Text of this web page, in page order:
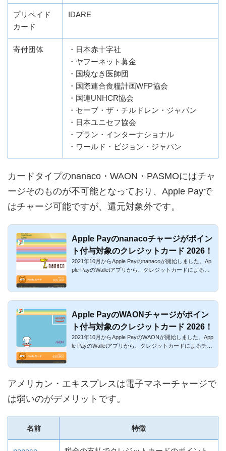
プリペイド
カード
IDARE
寄付団体
・日本赤十字社
・ヤフーネット募金
・国境なき医師団
・国際連合食糧計画WFP協会
・国連UNHCR協会
・セーブ・ザ・チルドレン・ジャパン
・日本ユニセフ協会
・プラン・インターナショナル
・ワールド・ビジョン・ジャパン
カードタイプのnanaco・WAON・PASMOにはチャ
ージそのものが不可能となっており、Apple Payで
はチャージ可能ですが、還元対象外です。
Apple Payのnanacoチャージがポイン
ト付与対象のクレジットカード 2026！
2021年10月からApple Payのnanacoが開始しました。Ap
ple PayのWalletアプリから、クレジットカードによるチ
Apple PayのWAONチャージがポイン
ト付与対象のクレジットカード 2026！
2021年10月からApple PayのWAONが開始しました。App
le PayのWalletアプリから、クレジットカードによるチャ
アメリカン・エキスプレスは電子マネーチャージで
は弱いのがデメリットです。
名前 特徴